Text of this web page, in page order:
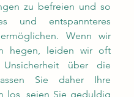
zu befreien und so
und entspannteres
Wenn wir
hegen, leiden wir oft
über die
Sie daher Ihre
los, seien Sie geduldig